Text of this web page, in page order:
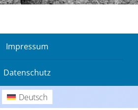
Impressum
Datenschutz
Deutsch